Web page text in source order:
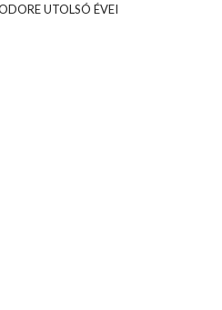
UTOLSÓ ÉVEI